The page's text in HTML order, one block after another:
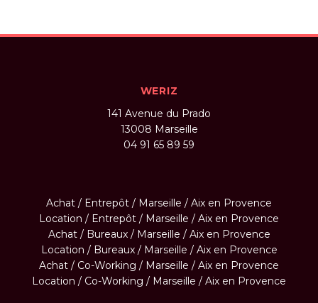
WERIZ
141 Avenue du Prado
13008 Marseille
04 91 65 89 59
Achat / Entrepôt / Marseille / Aix en Provence
Location / Entrepôt / Marseille / Aix en Provence
Achat / Bureaux / Marseille / Aix en Provence
Location / Bureaux / Marseille / Aix en Provence
Achat / Co-Working / Marseille / Aix en Provence
Location / Co-Working / Marseille / Aix en Provence